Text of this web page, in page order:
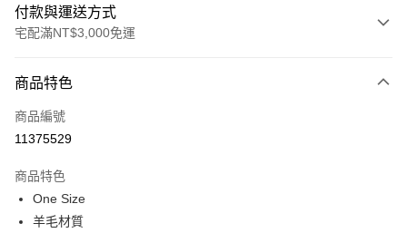
付款與運送方式
宅配滿NT$3,000免運
信用卡一次付款
信用卡分期付款
合作金庫商業銀行
華南商業銀行
上海商業儲蓄銀行
Apple Pay
商品特色
商品編號
11375529
商品特色
One Size
羊毛材質